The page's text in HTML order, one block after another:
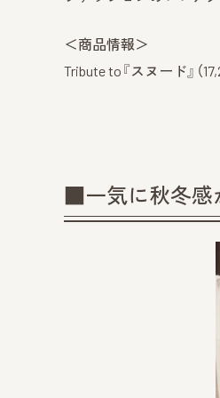
＜商品情報＞
Tribute to『スヌード』（
■一気に秋冬感